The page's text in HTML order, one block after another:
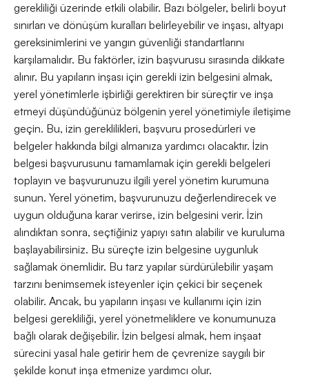
gerekliliği üzerinde etkili olabilir. Bazı bölgeler, belirli boyut
sınırları ve dönüşüm kuralları belirleyebilir ve inşası, altyapı
gereksinimlerini ve yangın güvenliği standartlarını
karşılamalıdır. Bu faktörler, izin başvurusu sırasında dikkate
alınır. Bu yapıların inşası için gerekli izin belgesini almak,
yerel yönetimlerle işbirliği gerektiren bir süreçtir ve inşa
etmeyi düşündüğünüz bölgenin yerel yönetimiyle iletişime
geçin. Bu, izin gereklilikleri, başvuru prosedürleri ve
belgeler hakkında bilgi almanıza yardımcı olacaktır. İzin
belgesi başvurusunu tamamlamak için gerekli belgeleri
toplayın ve başvurunuzu ilgili yerel yönetim kurumuna
sunun. Yerel yönetim, başvurunuzu değerlendirecek ve
uygun olduğuna karar verirse, izin belgesini verir. İzin
alındıktan sonra, seçtiğiniz yapıyı satın alabilir ve kuruluma
başlayabilirsiniz. Bu süreçte izin belgesine uygunluk
sağlamak önemlidir. Bu tarz yapılar sürdürülebilir yaşam
tarzını benimsemek isteyenler için çekici bir seçenek
olabilir. Ancak, bu yapıların inşası ve kullanımı için izin
belgesi gerekliliği, yerel yönetmeliklere ve konumunuza
bağlı olarak değişebilir. İzin belgesi almak, hem inşaat
sürecini yasal hale getirir hem de çevrenize saygılı bir
şekilde konut inşa etmenize yardımcı olur.